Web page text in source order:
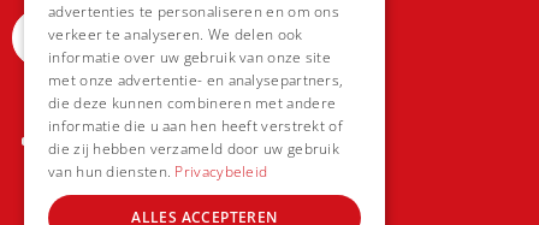
advertenties te personaliseren en om ons
verkeer te analyseren. We delen ook
informatie over uw gebruik van onze site
met onze advertentie- en analysepartners,
die deze kunnen combineren met andere
informatie die u aan hen heeft verstrekt of
die zij hebben verzameld door uw gebruik
van hun diensten. Privacybeleid
ALLES ACCEPTEREN